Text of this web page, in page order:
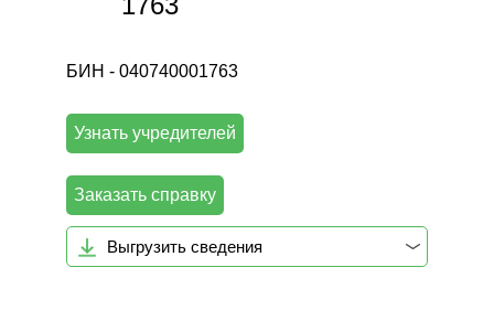
БИН - 040740001763
Узнать учредителей
Заказать справку
Выгрузить сведения